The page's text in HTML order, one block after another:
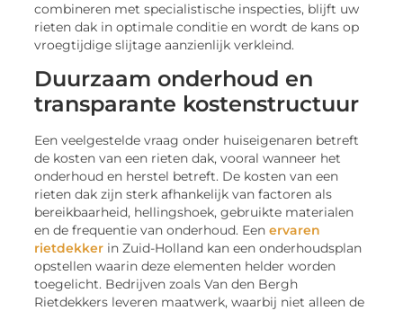
combineren met specialistische inspecties, blijft uw
rieten dak in optimale conditie en wordt de kans op
vroegtijdige slijtage aanzienlijk verkleind.
Duurzaam onderhoud en
transparante kostenstructuur
Een veelgestelde vraag onder huiseigenaren betreft
de kosten van een rieten dak, vooral wanneer het
onderhoud en herstel betreft. De kosten van een
rieten dak zijn sterk afhankelijk van factoren als
bereikbaarheid, hellingshoek, gebruikte materialen
en de frequentie van onderhoud. Eenervaren
rietdekker in Zuid-Holland kan een onderhoudsplan
opstellen waarin deze elementen helder worden
toegelicht. Bedrijven zoals Van den Bergh
Rietdekkers leveren maatwerk, waarbij niet alleen de